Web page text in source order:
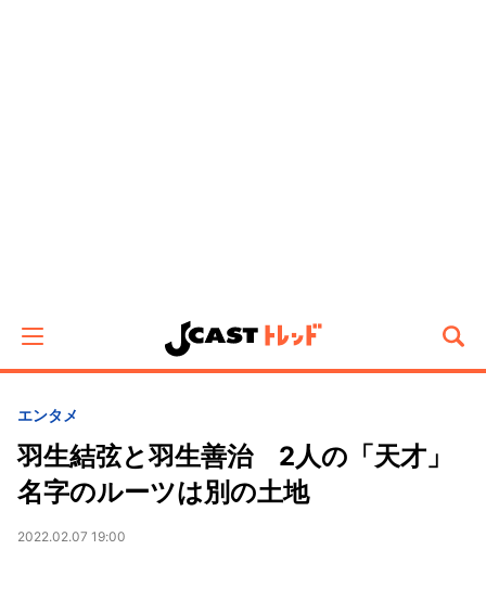
エンタメ
羽生結弦と羽生善治 2人の「天才」
名字のルーツは別の土地
2022.02.07 19:00